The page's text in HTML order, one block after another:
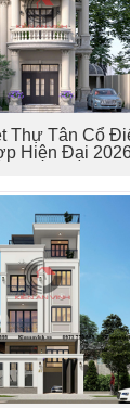
Thự Tân Cổ
Hiện Đại